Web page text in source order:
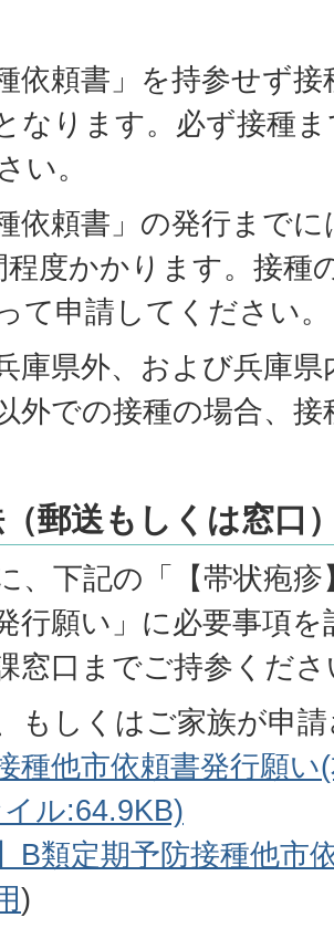
依頼書」を持参せず
なります。必ず接種
い。
依頼書」の発行まで
程度かかります。接種
て申請してください。
庫県外、および兵庫
外での接種の場合、
郵送もしくは窓口
、下記の「【帯状疱
行願い」に必要事項
窓口までご持参くださ
もしくはご家族が申
種他市依頼書発行願い
ル:64.9KB)
B類定期予防接種他市
)